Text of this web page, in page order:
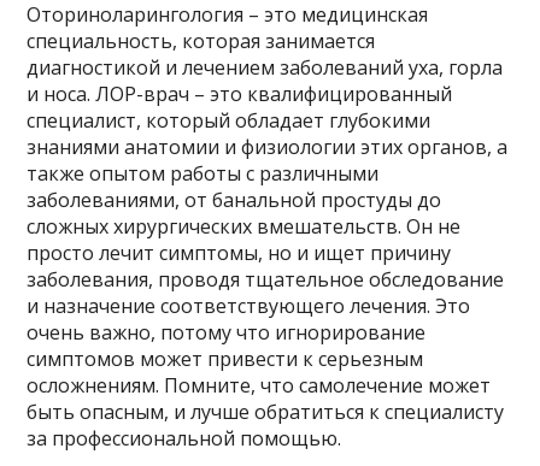
Оториноларингология – это медицинская
специальность, которая занимается
диагностикой и лечением заболеваний уха, горла
и носа. ЛОР-врач – это квалифицированный
специалист, который обладает глубокими
знаниями анатомии и физиологии этих органов, а
также опытом работы с различными
заболеваниями, от банальной простуды до
сложных хирургических вмешательств. Он не
просто лечит симптомы, но и ищет причину
заболевания, проводя тщательное обследование
и назначение соответствующего лечения. Это
очень важно, потому что игнорирование
симптомов может привести к серьезным
осложнениям. Помните, что самолечение может
быть опасным, и лучше обратиться к специалисту
за профессиональной помощью.